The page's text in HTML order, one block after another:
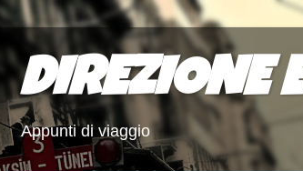
DIREZIONE
Appunti di viaggio